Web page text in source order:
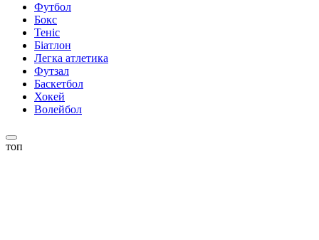
Футбол
Бокс
Теніс
Біатлон
Легка атлетика
Футзал
Баскетбол
Хокей
Волейбол
топ